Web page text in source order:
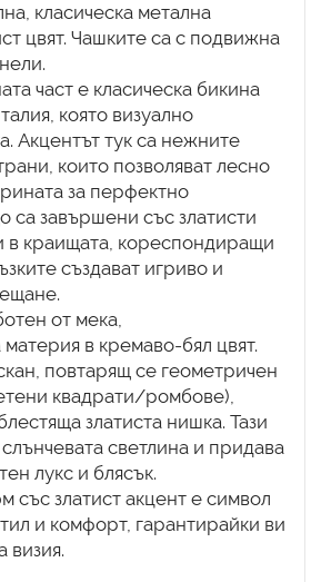
класическа метална
цвят. Чашките са с подвижна
част е класическа бикина
която визуално
Акцентът тук са нежните
които позволяват лесно
за перфектно
са завършени със златисти
в краищата, кореспондиращи
създават игриво и
от мека,
материя в кремаво-бял цвят.
повтарящ се геометричен
квадрати/ромбове),
златиста нишка. Тази
светлина и придава
лукс и блясък.
със златист акцент е символ
и комфорт, гарантирайки ви
визия.